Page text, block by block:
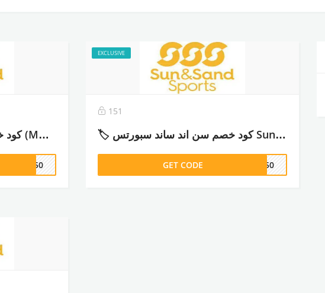
🏷️ كود خصم الشمس والرمال %20 (MUN50) – 2026
UN50
EXCLUSIVE
151
🏷️ كود خصم سن اند ساند سبورتس Sun & Sand Sports (MUN50) خصم 20% – 2026
GET CODE UN50